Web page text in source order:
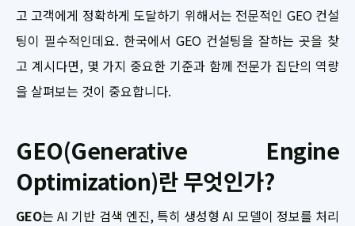
고 고객에게 정확하게 도달하기 위해서는 전문적인 GEO 컨설
팅이 필수적인데요. 한국에서 GEO 컨설팅을 잘하는 곳을 찾
고 계시다면, 몇 가지 중요한 기준과 함께 전문가 집단의 역량
을 살펴보는 것이 중요합니다.
GEO(Generative Engine
Optimization)란 무엇인가?
GEO는 AI 기반 검색 엔진, 특히 생성형 AI 모델이 정보를 처리